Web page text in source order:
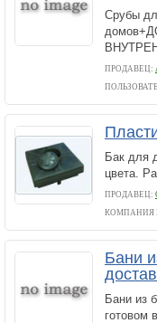
Срубы
ПРОДАВЕЦ:
Бак для
цвета.
ПРОДАВЕЦ:
КОМПАНИЯ
Бани
Бани из
готовом